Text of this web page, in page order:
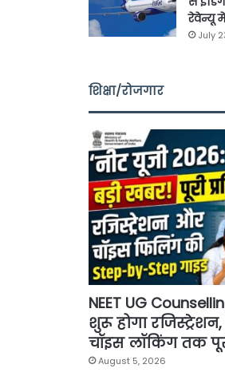
रेवेन्यू
July
शिक्षा/रोजगार
NEET UG
शुरू होगा
चॉइस लॉकिंग तक
August 5, 2026